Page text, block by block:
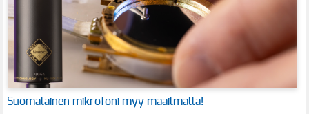
Suomalainen mikrofoni myy maailmalla!